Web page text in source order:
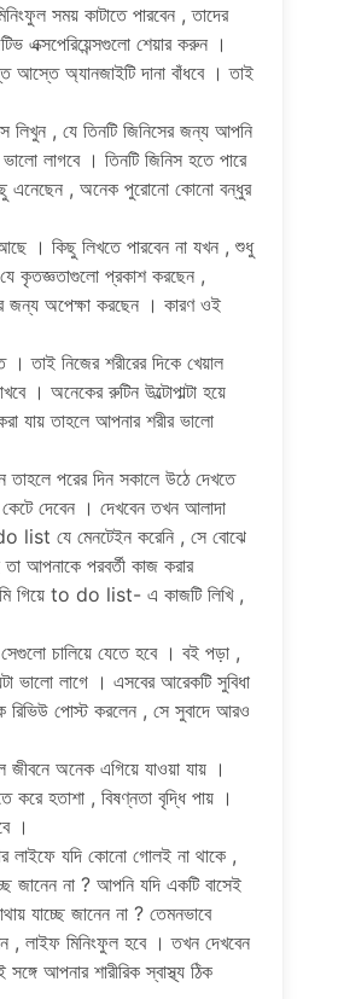
সময় কাটাতে পারবেন , তাদের
এক্সপেরিয়েন্সগুলো শেয়ার করুন ।
আস্তে অ্যানজাইটি দানা বাঁধবে । তাই
লিখুন , যে তিনটি জিনিসের জন্য আপনি
লাগবে । তিনটি জিনিস হতে পারে
এনেছেন , অনেক পুরোনো কোনো বন্ধুর
। কিছু লিখতে পারবেন না যখন , শুধু
কৃতজ্ঞতাগুলো প্রকাশ করছেন ,
জন্য অপেক্ষা করছেন । কারণ ওই
। তাই নিজের শরীরের দিকে খেয়াল
। অনেকের রুটিন উল্টোপাল্টা হয়ে
যায় তাহলে আপনার শরীর ভালো
পরের দিন সকালে উঠে দেখতে
দেবেন । দেখবেন তখন আলাদা
list যে মেনটেইন করেনি , সে বোঝে
আপনাকে পরবর্তী কাজ করার
গিয়ে to do list- এ কাজটি লিখি ,
চালিয়ে যেতে হবে । বই পড়া ,
ভালো লাগে । এসবের আরেকটি সুবিধা
রিভিউ পোস্ট করলেন , সে সুবাদে আরও
জীবনে অনেক এগিয়ে যাওয়া যায় ।
হতাশা , বিষণ্নতা বৃদ্ধি পায় ।
।
লাইফে যদি কোনো গোলই না থাকে ,
জানেন না ? আপনি যদি একটি বাসেই
যাচ্ছে জানেন না ? তেমনভাবে
, লাইফ মিনিংফুল হবে । তখন দেখবেন
আপনার শারীরিক স্বাস্থ্য ঠিক